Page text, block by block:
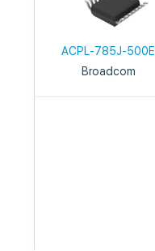
ACPL-785J-500E
Broadcom